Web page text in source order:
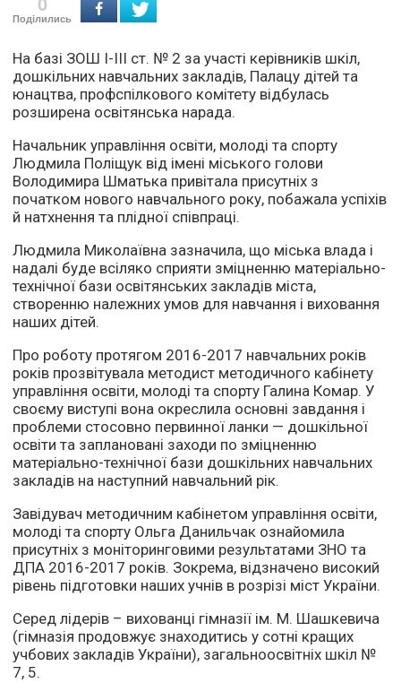
Поділились
На базі ЗОШ I-III ст. № 2 за участі керівників шкіл,
дошкільних навчальних закладів, Палацу дітей та
юнацтва, профспілкового комітету відбулась
розширена освітянська нарада.
Начальник управління освіти, молоді та спорту
Людмила Поліщук від імені міського голови
Володимира Шматька привітала присутніх з
початком нового навчального року, побажала успіхів
й натхнення та плідної співпраці.
Людмила Миколаївна зазначила, що міська влада і
надалі буде всіляко сприяти зміцненню матеріально-
технічної бази освітянських закладів міста,
створенню належних умов для навчання і виховання
наших дітей.
Про роботу протягом 2016-2017 навчальних років
років прозвітувала методист методичного кабінету
управління освіти, молоді та спорту Галина Комар. У
своєму виступі вона окреслила основні завдання і
проблеми стосовно первинної ланки — дошкільної
освіти та заплановані заходи по зміцненню
матеріально-технічної бази дошкільних навчальних
закладів на наступний навчальний рік.
Завідувач методичним кабінетом управління освіти,
молоді та спорту Ольга Данильчак ознайомила
присутніх з моніторинговими результатами ЗНО та
ДПА 2016-2017 років. Зокрема, відзначено високий
рівень підготовки наших учнів в розрізі міст України.
Серед лідерів – вихованці гімназії ім. М. Шашкевича
(гімназія продовжує знаходитись у сотні кращих
учбових закладів України), загальноосвітніх шкіл №
7, 5.